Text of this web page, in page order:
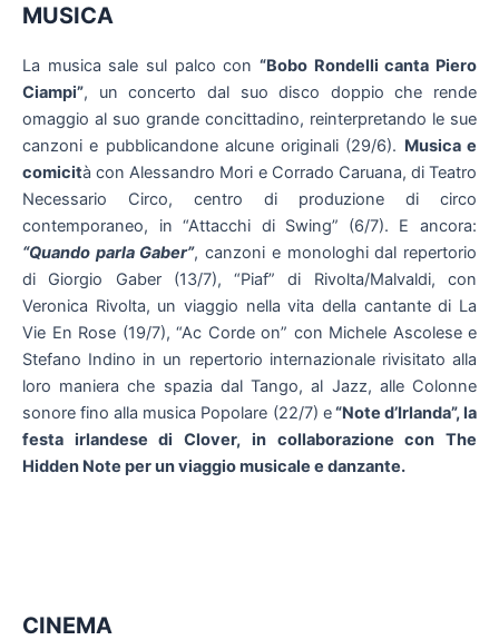
MUSICA
La musica sale sul palco con “Bobo Rondelli canta Piero
Ciampi”, un concerto dal suo disco doppio che rende
omaggio al suo grande concittadino, reinterpretando le sue
canzoni e pubblicandone alcune originali (29/6). Musica e
comicità con Alessandro Mori e Corrado Caruana, di Teatro
Necessario Circo, centro di produzione di circo
contemporaneo, in “Attacchi di Swing”
(6/7). E ancora:
“Quando parla Gaber”, canzoni e monologhi dal repertorio
di Giorgio Gaber (13/7), “Piaf” di Rivolta/Malvaldi, con
Veronica Rivolta, un viaggio nella vita della cantante di La
Vie En Rose (19/7), “Ac Corde on” con Michele Ascolese e
Stefano Indino in un repertorio internazionale rivisitato alla
loro maniera che spazia dal Tango, al Jazz, alle Colonne
sonore fino alla musica Popolare (22/7) e“Note d’Irlanda”, la
festa irlandese di Clover, in collaborazione con The
Hidden Note per un viaggio musicale e danzante.
CINEMA